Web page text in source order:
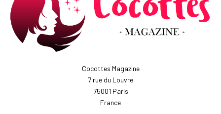
Cocottes Magazine
7 rue du Louvre
75001 Paris
France